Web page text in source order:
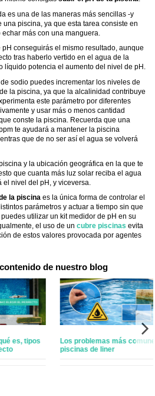
es una de las maneras más sencillas -y
piscina, ya que esta tarea consiste en
más con una manguera.
conseguirás el mismo resultado, aunque
tras haberlo vertido en el agua de la
líquido potencia el aumento del nivel de pH.
sodio puedes incrementar los niveles de
la piscina, ya que la alcalinidad contribuye
este parámetro por diferentes
y usar más o menos cantidad
conste la piscina. Recuerda que una
te ayudará a mantener la piscina
que de no ser así el agua se volverá
y la ubicación geográfica en la que te
que cuanta más luz solar reciba el agua
nivel del pH, y viceversa.
la piscina es la única forma de controlar el
parámetros y actuar a tiempo sin que
utilizar un kit medidor de pH en su
el uso de un cubre piscinas evita
de estos valores provocada por agentes
de nuestro blog
Los problemas más comunes en
piscinas de liner